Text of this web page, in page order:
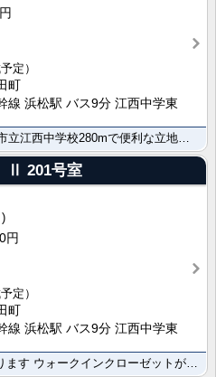
定）
町
線 浜松駅 バス9分 江西中学東
浜松市立浅間小学校700m・浜松市立江西中学校280mで便利な立地です。防犯カメラで一人暮らしでも安･･･
Ⅱ 201号室
円
定）
町
線 浜松駅 バス9分 江西中学東
防犯カメラ 防犯面も重視しております ウォークインクローゼットが設置されています。お気軽に株式会社ア･･･